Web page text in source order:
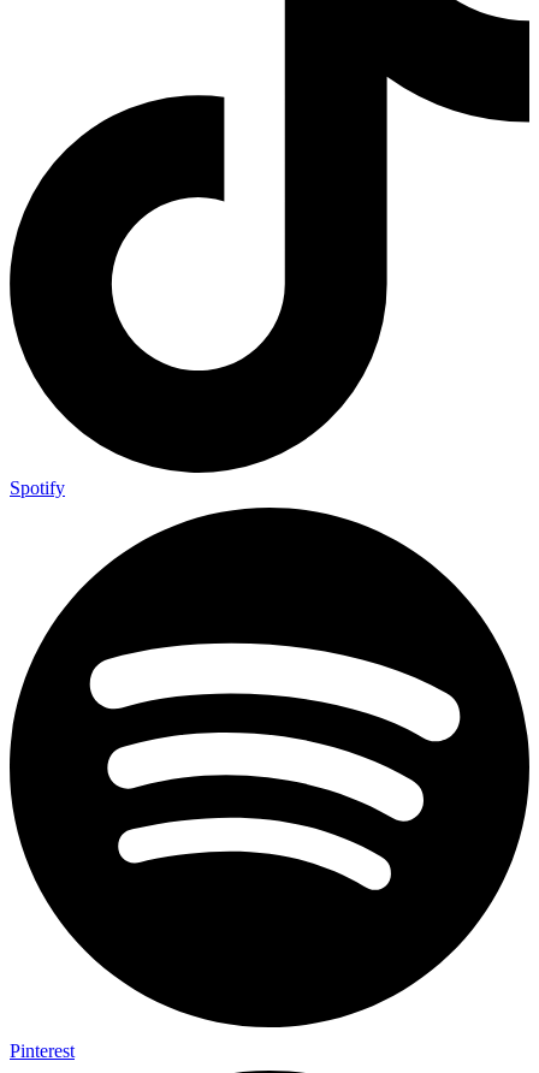
Spotify
Pinterest